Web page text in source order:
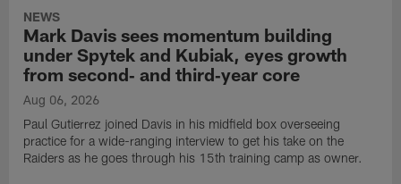
NEWS
Mark Davis sees momentum building
under Spytek and Kubiak, eyes growth
from second‑ and third‑year core
Aug 06, 2026
Paul Gutierrez joined Davis in his midfield box overseeing
practice for a wide-ranging interview to get his take on the
Raiders as he goes through his 15th training camp as owner.